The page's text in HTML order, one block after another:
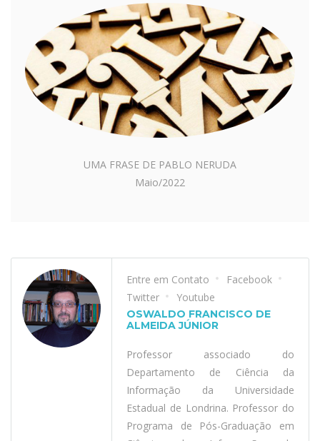
UMA FRASE DE PABLO NERUDA
Maio/2022
Entre em Contato
Facebook
Twitter
Youtube
OSWALDO FRANCISCO DE
ALMEIDA JÚNIOR
Professor associado do
Departamento de Ciência da
Informação da Universidade
Estadual de Londrina. Professor do
Programa de Pós-Graduação em